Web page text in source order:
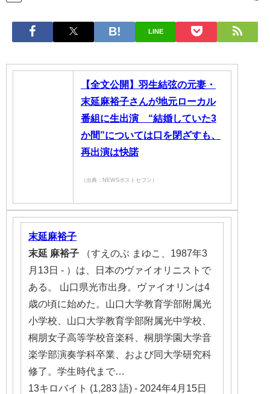
LINE
【全文公開】羽生結弦の元妻・
末延麻裕子さんが地元ローカル
番組に生出演 “結婚していた3
か間”については口を閉ざすも、
再出演は快諾
（出典：NEWSポストセブン）
末延麻裕子
末延 麻裕子 （すえのぶ まゆこ、1987年3
月13日 - ）は、日本のヴァイオリニストで
ある。 山口県光市出身。ヴァイオリンは4
歳の頃に始めた。山口大学教育学部附属光
小学校、山口大学教育学部附属光中学校、
桐朋女子高等学校音楽科、桐朋学園大学音
楽学部演奏学科卒業、および同大学研究科
修了。学生時代まで…
13キロバイト (1,283 語) - 2024年4月15日